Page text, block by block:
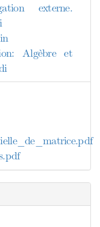
externe.
Algèbre et